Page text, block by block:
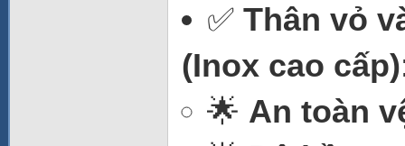
✅ Thân vỏ
(Inox cao cấp)
🌟 An toàn